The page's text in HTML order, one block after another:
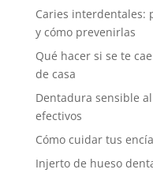
Caries interdentales:
y cómo prevenirlas
Qué hacer si se te
de casa
Dentadura sensible
efectivos
Cómo cuidar tus
Injerto de hueso